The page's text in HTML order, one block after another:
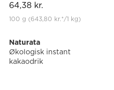
64,38 kr.
100 g (643,80 kr.*/1 kg)
Naturata
Økologisk instant
kakaodrik